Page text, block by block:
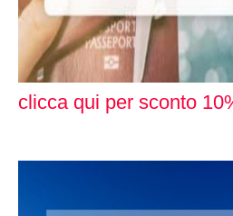
clicca qui per sconto